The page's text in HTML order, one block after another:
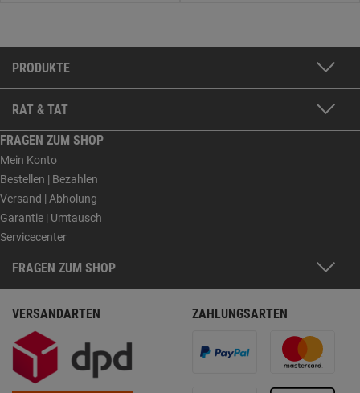
PRODUKTE
RAT & TAT
FRAGEN ZUM SHOP
Mein Konto
Bestellen | Bezahlen
Versand | Abholung
Garantie | Umtausch
Servicecenter
FRAGEN ZUM SHOP
VERSANDARTEN ZAHLUNGSARTEN